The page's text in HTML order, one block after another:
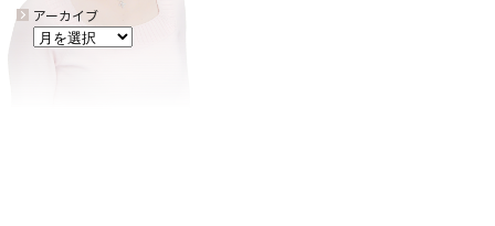
アーカイブ
ア